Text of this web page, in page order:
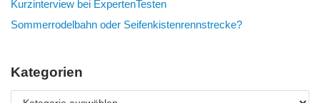
Kurzinterview bei ExpertenTesten
Sommerrodelbahn oder Seifenkistenrennstrecke?
Kategorien